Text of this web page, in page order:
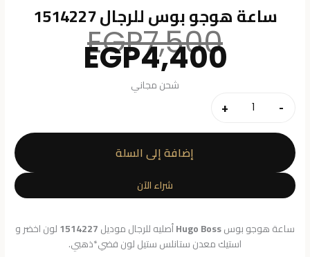
ساعة هوجو بوس للرجال 1514227
EGP7,500 السعر
الأصلي
هو:EGP4,400
شحن مجاني
-
كمية
ساعة
هوجو
بوس
للرجال
1514227
+
إضافة إلى السلة
شراء الآن
ساعة هوجو بوسHugo Bossأصليه للرجال موديل1514227لون اخضر و
استيك معدن ستانلس ستيل لون فضي*ذهبي.